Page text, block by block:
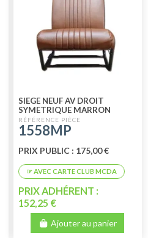
SIEGE NEUF AV DROIT
SYMETRIQUE MARRON
PERFORE
1558MP
PRIX PUBLIC : 175,00 €
PRIX ADHÉRENT :
152,25 €
Ajouter au panier